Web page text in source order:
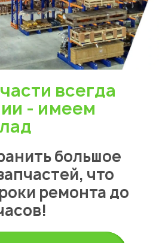
всегда
- имеем
большое
что
ремонта до